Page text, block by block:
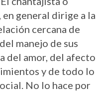
general dirige a la
cercana de
manejo de sus
del amor, del afecto
y de todo lo
No lo hace por